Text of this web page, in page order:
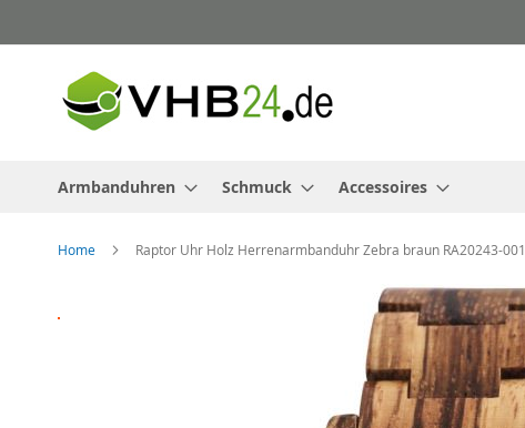
zum
Armbanduhren Schmuck Accessoires
Home Raptor Uhr Holz Herrenarmbanduhr Zebra braun RA20243-001
Ende